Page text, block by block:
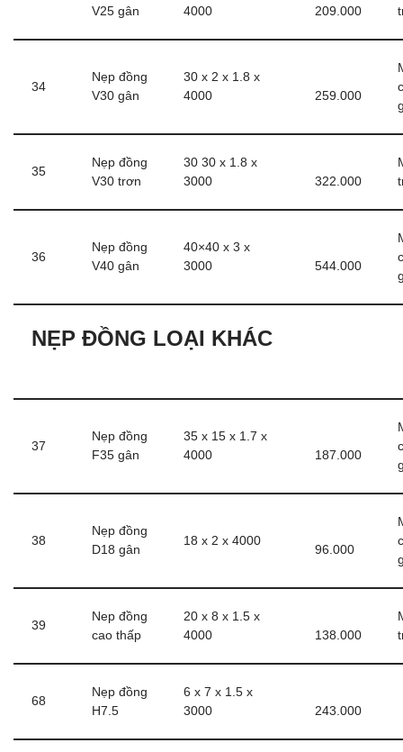
V25 gân 4000 209.000
34
Nẹp đồng
V30 gân
30 x 2 x 1.8 x
4000
259.000
35
Nẹp đồng
V30 trơn
30 30 x 1.8 x
3000
322.000
36
Nẹp đồng
V40 gân
40×40 x 3 x
3000
544.000
NẸP ĐỒNG LOẠI KHÁC
37
Nẹp đồng
F35 gân
35 x 15 x 1.7 x
4000
187.000
38
Nẹp đồng
D18 gân
18 x 2 x 4000
96.000
39
Nep đồng
cao thấp
20 x 8 x 1.5 x
4000
138.000
68
Nẹp đồng
H7.5
6 x 7 x 1.5 x
3000
243.000